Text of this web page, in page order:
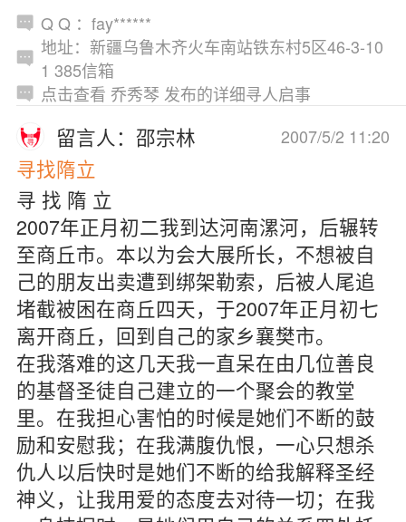
Q Q ：fay******
地址：新疆乌鲁木齐火车南站铁东村5区46-3-10
1 385信箱
点击查看 乔秀琴 发布的详细寻人启事
2007/5/2 11:20
留言人：邵宗林
寻找隋立
寻 找 隋 立
2007年正月初二我到达河南漯河，后辗转
至商丘市。本以为会大展所长，不想被自
己的朋友出卖遭到绑架勒索，后被人尾追
堵截被困在商丘四天，于2007年正月初七
离开商丘，回到自己的家乡襄樊市。
在我落难的这几天我一直呆在由几位善良
的基督圣徒自己建立的一个聚会的教堂
里。在我担心害怕的时候是她们不断的鼓
励和安慰我；在我满腹仇恨，一心只想杀
仇人以后快时是她们不断的给我解释圣经
神义，让我用爱的态度去对待一切；在我